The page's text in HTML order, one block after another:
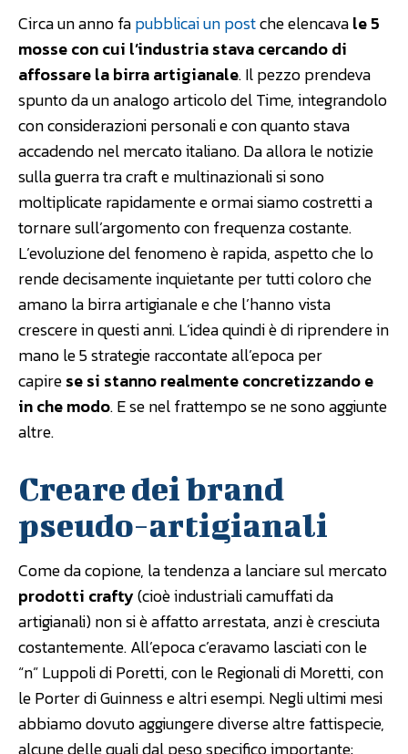
Circa un anno fapubblicai un postche elencavale 5
mosse con cui l’industria stava cercando di
affossare la birra artigianale. Il pezzo prendeva
spunto da un analogo articolo del Time, integrandolo
con considerazioni personali e con quanto stava
accadendo nel mercato italiano. Da allora le notizie
sulla guerra tra craft e multinazionali si sono
moltiplicate rapidamente e ormai siamo costretti a
tornare sull’argomento con frequenza costante.
L’evoluzione del fenomeno è rapida, aspetto che lo
rende decisamente inquietante per tutti coloro che
amano la birra artigianale e che l’hanno vista
crescere in questi anni. L’idea quindi è di riprendere in
mano le 5 strategie raccontate all’epoca per
capirese si stanno realmente concretizzando e
in che modo. E se nel frattempo se ne sono aggiunte
altre.
Creare dei brand
pseudo-artigianali
Come da copione, la tendenza a lanciare sul mercato
prodotti crafty(cioè industriali camuffati da
artigianali) non si è affatto arrestata, anzi è cresciuta
costantemente. All’epoca c’eravamo lasciati con le
“n” Luppoli di Poretti, con le Regionali di Moretti, con
le Porter di Guinness e altri esempi. Negli ultimi mesi
abbiamo dovuto aggiungere diverse altre fattispecie,
alcune delle quali dal peso specifico importante: